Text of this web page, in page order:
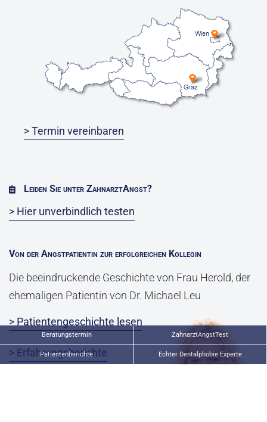
Beratungstermin ZahnarztAngstTest
Patientenberichte Echter Dentalphobie Experte
> Termin vereinbaren
Leiden Sie unter ZahnarztAngst?
> Hier unverbindlich testen
Von der Angstpatientin zur erfolgreichen Kollegin
Die beeindruckende Geschichte von Frau Herold, der
ehemaligen Patientin von Dr. Michael Leu
> Patientengeschichte lesen
> Erfahrungsberichte